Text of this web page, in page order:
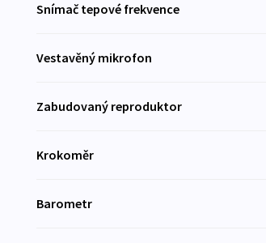
Snímač tepové frekvence
Vestavěný mikrofon
Zabudovaný reproduktor
Krokoměr
Barometr